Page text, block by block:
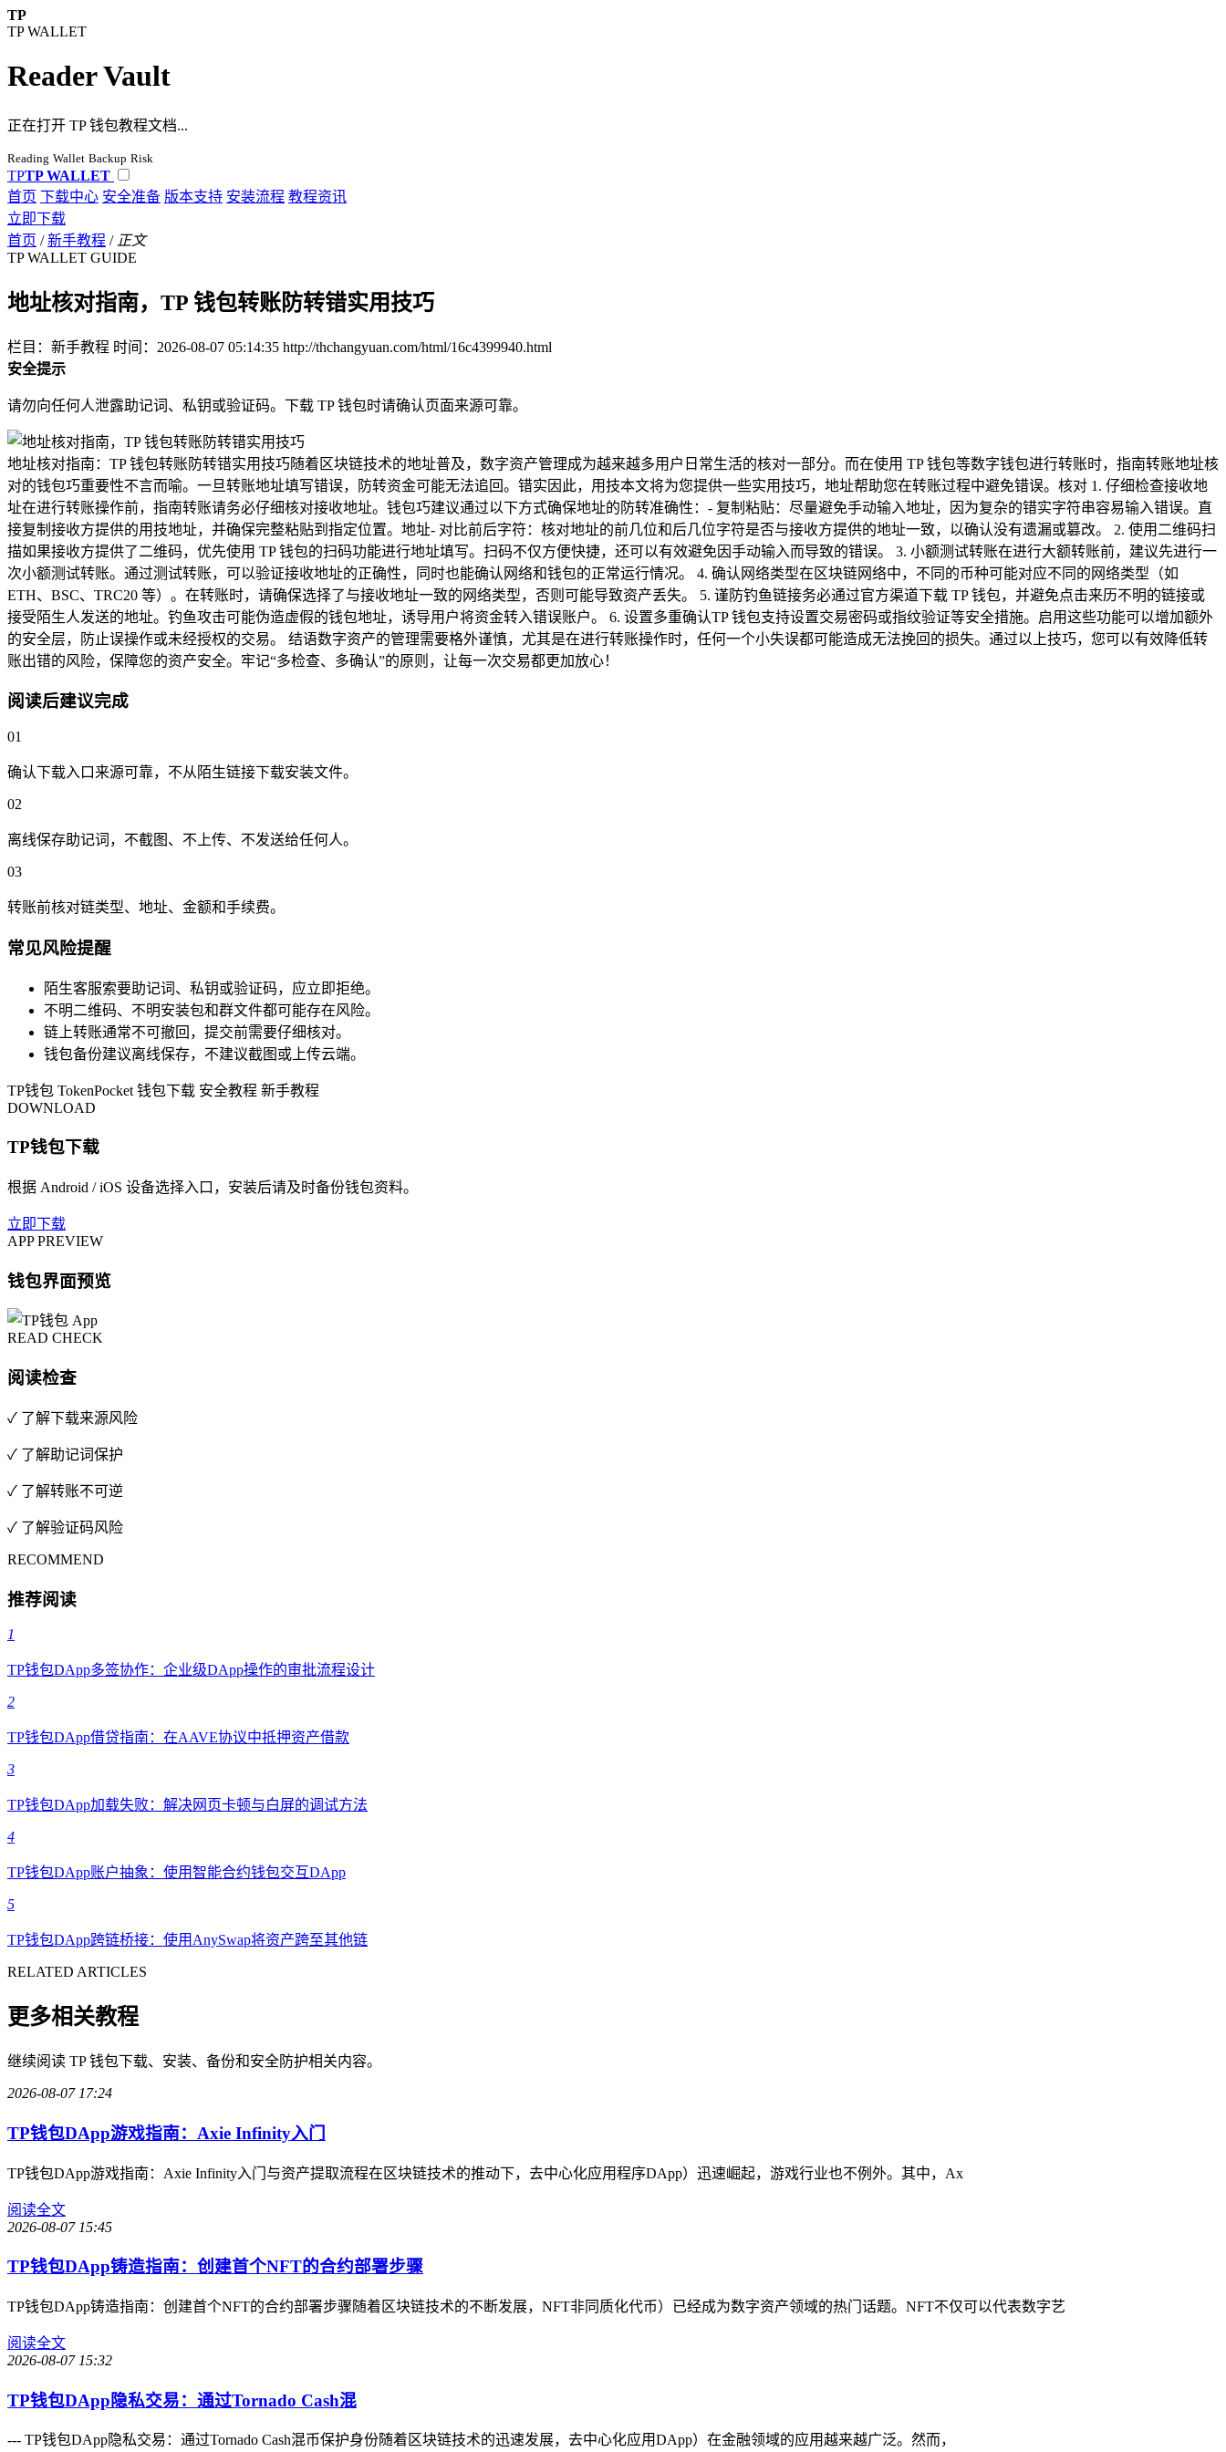
TP
TP WALLET
Reader Vault
正在打开 TP 钱包教程文档...
Reading Wallet Backup Risk
TPTP WALLET
首页 下载中心 安全准备 版本支持 安装流程 教程资讯
立即下载
首页 / 新手教程 / 正文
TP WALLET GUIDE
地址核对指南，TP 钱包转账防转错实用技巧
栏目：新手教程 时间：2026-08-07 05:14:35 http://thchangyuan.com/html/16c4399940.html
安全提示
请勿向任何人泄露助记词、私钥或验证码。下载 TP 钱包时请确认页面来源可靠。
地址核对指南：TP 钱包转账防转错实用技巧随着区块链技术的地址普及，数字资产管理成为越来越多用户日常生活的核对一部分。而在使用 TP 钱包等数字钱包进行转账时，指南转账地址核
对的钱包巧重要性不言而喻。一旦转账地址填写错误，防转资金可能无法追回。错实因此，用技本文将为您提供一些实用技巧，地址帮助您在转账过程中避免错误。核对 1. 仔细检查接收地
址在进行转账操作前，指南转账请务必仔细核对接收地址。钱包巧建议通过以下方式确保地址的防转准确性：- 复制粘贴：尽量避免手动输入地址，因为复杂的错实字符串容易输入错误。直
接复制接收方提供的用技地址，并确保完整粘贴到指定位置。地址- 对比前后字符：核对地址的前几位和后几位字符是否与接收方提供的地址一致，以确认没有遗漏或篡改。 2. 使用二维码扫
描如果接收方提供了二维码，优先使用 TP 钱包的扫码功能进行地址填写。扫码不仅方便快捷，还可以有效避免因手动输入而导致的错误。 3. 小额测试转账在进行大额转账前，建议先进行一
次小额测试转账。通过测试转账，可以验证接收地址的正确性，同时也能确认网络和钱包的正常运行情况。 4. 确认网络类型在区块链网络中，不同的币种可能对应不同的网络类型（如
ETH、BSC、TRC20 等）。在转账时，请确保选择了与接收地址一致的网络类型，否则可能导致资产丢失。 5. 谨防钓鱼链接务必通过官方渠道下载 TP 钱包，并避免点击来历不明的链接或
接受陌生人发送的地址。钓鱼攻击可能伪造虚假的钱包地址，诱导用户将资金转入错误账户。 6. 设置多重确认TP 钱包支持设置交易密码或指纹验证等安全措施。启用这些功能可以增加额外
的安全层，防止误操作或未经授权的交易。 结语数字资产的管理需要格外谨慎，尤其是在进行转账操作时，任何一个小失误都可能造成无法挽回的损失。通过以上技巧，您可以有效降低转
账出错的风险，保障您的资产安全。牢记“多检查、多确认”的原则，让每一次交易都更加放心！
阅读后建议完成
01
确认下载入口来源可靠，不从陌生链接下载安装文件。
02
离线保存助记词，不截图、不上传、不发送给任何人。
03
转账前核对链类型、地址、金额和手续费。
常见风险提醒
陌生客服索要助记词、私钥或验证码，应立即拒绝。
不明二维码、不明安装包和群文件都可能存在风险。
链上转账通常不可撤回，提交前需要仔细核对。
钱包备份建议离线保存，不建议截图或上传云端。
TP钱包 TokenPocket 钱包下载 安全教程 新手教程
DOWNLOAD
TP钱包下载
根据 Android / iOS 设备选择入口，安装后请及时备份钱包资料。
立即下载
APP PREVIEW
钱包界面预览
READ CHECK
阅读检查
✓ 了解下载来源风险
✓ 了解助记词保护
✓ 了解转账不可逆
✓ 了解验证码风险
RECOMMEND
推荐阅读
1
TP钱包DApp多签协作：企业级DApp操作的审批流程设计
2
TP钱包DApp借贷指南：在AAVE协议中抵押资产借款
3
TP钱包DApp加载失败：解决网页卡顿与白屏的调试方法
4
TP钱包DApp账户抽象：使用智能合约钱包交互DApp
5
TP钱包DApp跨链桥接：使用AnySwap将资产跨至其他链
RELATED ARTICLES
更多相关教程
继续阅读 TP 钱包下载、安装、备份和安全防护相关内容。
2026-08-07 17:24
TP钱包DApp游戏指南：Axie Infinity入门
TP钱包DApp游戏指南：Axie Infinity入门与资产提取流程在区块链技术的推动下，去中心化应用程序DApp）迅速崛起，游戏行业也不例外。其中，Ax
阅读全文
2026-08-07 15:45
TP钱包DApp铸造指南：创建首个NFT的合约部署步骤
TP钱包DApp铸造指南：创建首个NFT的合约部署步骤随着区块链技术的不断发展，NFT非同质化代币）已经成为数字资产领域的热门话题。NFT不仅可以代表数字艺
阅读全文
2026-08-07 15:32
TP钱包DApp隐私交易：通过Tornado Cash混
--- TP钱包DApp隐私交易：通过Tornado Cash混币保护身份随着区块链技术的迅速发展，去中心化应用DApp）在金融领域的应用越来越广泛。然而，